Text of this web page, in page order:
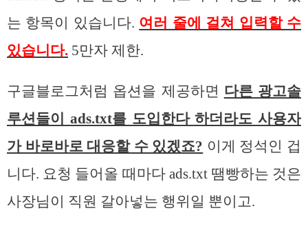
는 항목이 있습니다. 여러 줄에 걸쳐 입력할 수
있습니다. 5만자 제한.
구글블로그처럼 옵션을 제공하면 다른 광고솔
루션들이 ads.txt를 도입한다 하더라도 사용자
가 바로바로 대응할 수 있겠죠? 이게 정석인 겁
니다. 요청 들어올 때마다 ads.txt 땜빵하는 것은
사장님이 직원 갈아넣는 행위일 뿐이고.